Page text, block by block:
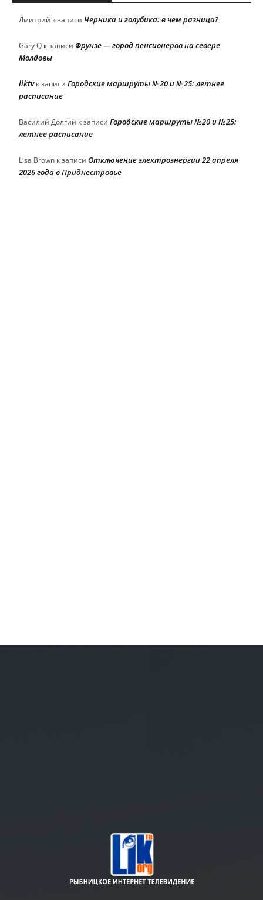
Дмитрий к записи Черника и голубика: в чем разница?
Gary Q к записи Фрунзе — город пенсионеров на севере
Молдовы
liktvк записи Городские маршруты №20 и №25: летнее
расписание
Василий Долгий к записи Городские маршруты №20 и №25:
летнее расписание
Lisa Brown к записи Отключение электроэнергии 22 апреля
2026 года в Приднестровье